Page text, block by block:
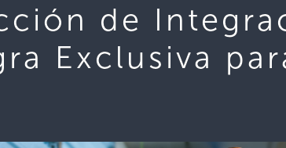
de
Exclusiva